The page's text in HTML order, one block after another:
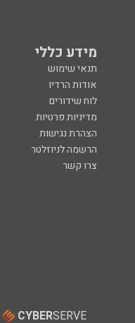
מידע כללי
תנאי שימוש
אודות הרדיו
לוח שידורים
מדיניות פרטיות
הצהרת נגישות
הרשמה לניוזלטר
צרו קשר
CYBERSERVE